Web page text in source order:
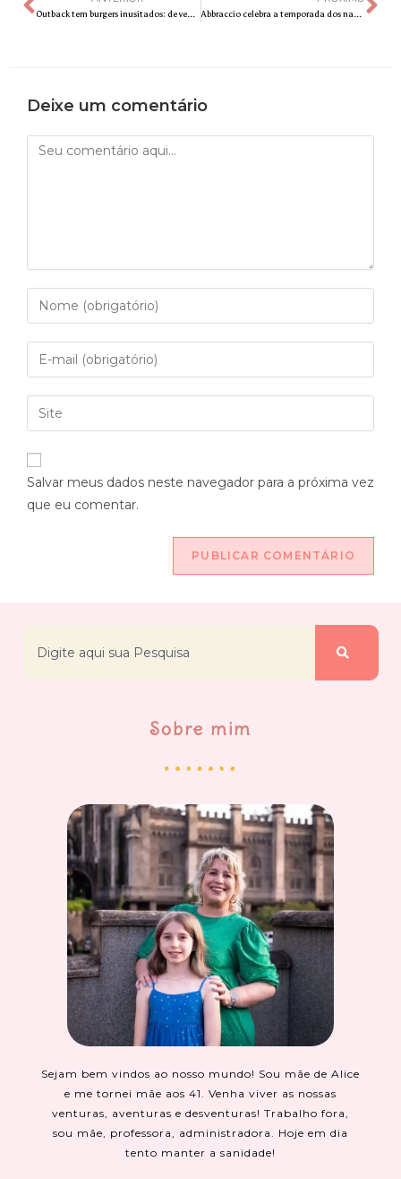
Outback tem burgers inusitados: de veggie a opções com costela e camarões Abbraccio celebra a temporada dos namorados com oferta e gift especial: uma exclusiva wine bag
Deixe um comentário
Salvar meus dados neste navegador para a próxima vez
que eu comentar.
Sobre mim
Sejam bem vindos ao nosso mundo! Sou mãe de Alice
e me tornei mãe aos 41. Venha viver as nossas
venturas, aventuras e desventuras! Trabalho fora,
sou mãe, professora, administradora. Hoje em dia
tento manter a sanidade!